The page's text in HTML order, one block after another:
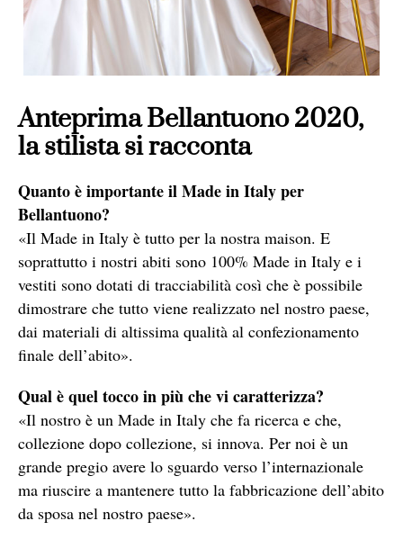
Anteprima Bellantuono 2020,
la stilista si racconta
Quanto è importante il Made in Italy per
Bellantuono?
«Il Made in Italy è tutto per la nostra maison. E
soprattutto i nostri abiti sono 100% Made in Italy e i
vestiti sono dotati di tracciabilità così che è possibile
dimostrare che tutto viene realizzato nel nostro paese,
dai materiali di altissima qualità al confezionamento
finale dell’abito».
Qual è quel tocco in più che vi caratterizza?
«Il nostro è un Made in Italy che fa ricerca e che,
collezione dopo collezione, si innova. Per noi è un
grande pregio avere lo sguardo verso l’internazionale
ma riuscire a mantenere tutto la fabbricazione dell’abito
da sposa nel nostro paese».